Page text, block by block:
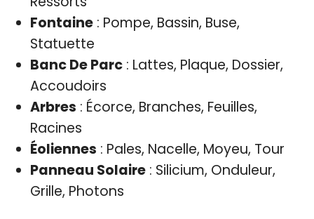
Fontaine: Pompe, Bassin, Buse,
Statuette
Banc De Parc: Lattes, Plaque, Dossier,
Accoudoirs
Arbres : Écorce, Branches, Feuilles,
Racines
Éoliennes : Pales, Nacelle, Moyeu, Tour
Panneau Solaire: Silicium, Onduleur,
Grille, Photons